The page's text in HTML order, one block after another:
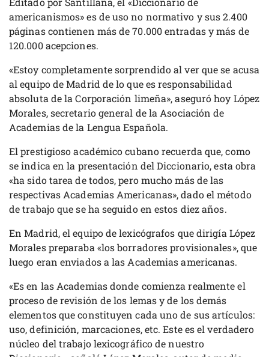
americanismos» es de uso no normativo y sus 2.400
páginas contienen más de 70.000 entradas y más de
120.000 acepciones.
«Estoy completamente sorprendido al ver que se acusa
al equipo de Madrid de lo que es responsabilidad
absoluta de la Corporación limeña», aseguró hoy López
Morales, secretario general de la Asociación de
Academias de la Lengua Española.
El prestigioso académico cubano recuerda que, como
se indica en la presentación del Diccionario, esta obra
«ha sido tarea de todos, pero mucho más de las
respectivas Academias Americanas», dado el método
de trabajo que se ha seguido en estos diez años.
En Madrid, el equipo de lexicógrafos que dirigía López
Morales preparaba «los borradores provisionales», que
luego eran enviados a las Academias americanas.
«Es en las Academias donde comienza realmente el
proceso de revisión de los lemas y de los demás
elementos que constituyen cada uno de sus artículos:
uso, definición, marcaciones, etc. Este es el verdadero
núcleo del trabajo lexicográfico de nuestro